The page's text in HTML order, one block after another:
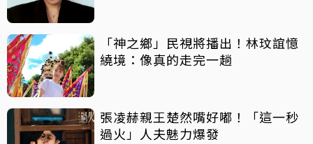
「神之鄉」民視將播出！林玟誼憶
繞境：像真的走完一趟
張凌赫親王楚然嘴好嘟！「這一秒
過火」人夫魅力爆發